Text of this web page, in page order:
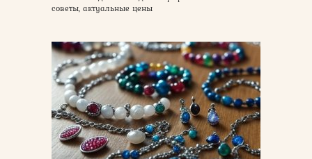
советы, актуальные цены